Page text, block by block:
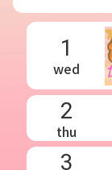
1
wed
2
thu